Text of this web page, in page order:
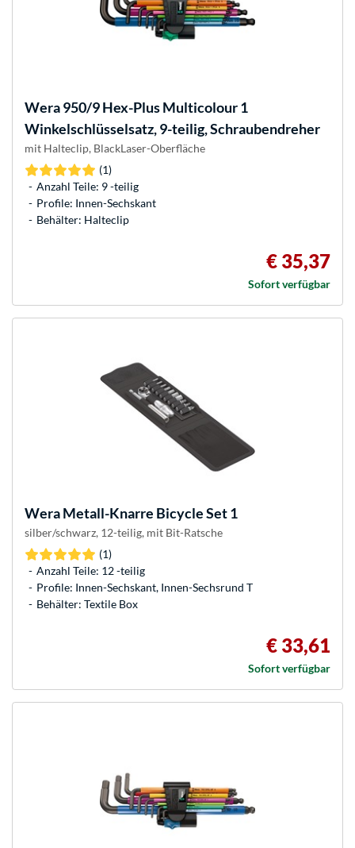
Wera950/9 Hex-Plus Multicolour 1
Winkelschlüsselsatz, 9-teilig, Schraubendreher
mit Halteclip, BlackLaser-Oberfläche
(1)
Anzahl Teile: 9 -teilig
Profile: Innen-Sechskant
Behälter: Halteclip
€ 35,37
Sofort verfügbar
WeraMetall-Knarre Bicycle Set 1
silber/schwarz, 12-teilig, mit Bit-Ratsche
(1)
Anzahl Teile: 12 -teilig
Profile: Innen-Sechskant, Innen-Sechsrund T
Behälter: Textile Box
€ 33,61
Sofort verfügbar